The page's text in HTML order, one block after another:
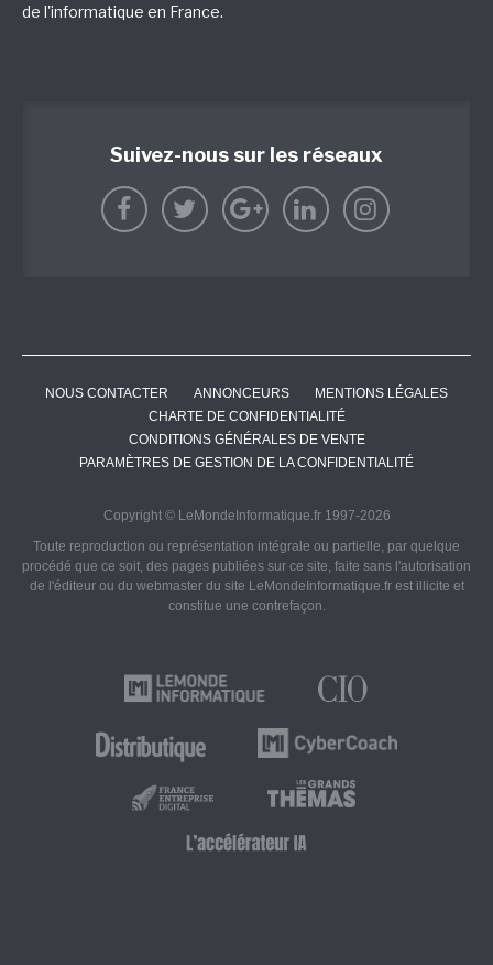
de l'informatique en France.
Suivez-nous sur les réseaux
NOUS CONTACTER ANNONCEURS
MENTIONS LÉGALES
CHARTE DE CONFIDENTIALITÉ
CONDITIONS GÉNÉRALES DE VENTE
PARAMÈTRES DE GESTION DE LA CONFIDENTIALITÉ
Copyright © LeMondeInformatique.fr 1997-2026
Toute reproduction ou représentation intégrale ou partielle, par quelque
procédé que ce soit, des pages publiées sur ce site, faite sans l'autorisation
de l'éditeur ou du webmaster du site LeMondeInformatique.fr est illicite et
constitue une contrefaçon.